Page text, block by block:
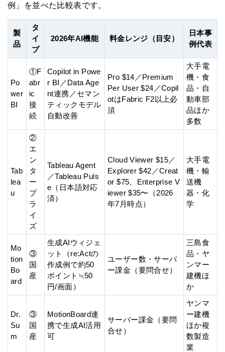
例」を並べた比較表です。
製
品
タ
イ
プ
2026年AI機能 料金レンジ（目安）
日本事
例代表
Po
wer
BI
①F
abr
ic
接
続
Copilot in Powe
r BI／Data Age
nt連携／セマン
ティックモデル
自動改善
Pro $14／Premium
Per User $24／Copil
otはFabric F2以上必
須
大手電
機・食
品・自
動車部
品ほか
多数
Tab
lea
u
②
エ
ン
タ
ー
プ
ラ
イ
ズ
Tableau Agent
／Tableau Puls
e（日本語対応
済）
Cloud Viewer $15／
Explorer $42／Creat
or $75、Enterprise V
iewer $35〜（2026
年7月時点）
大手電
機・輸
送機
器・化
学
Mo
tion
Bo
ard
③
国
産
生成AIウィジェ
ット（re:Actの
作成例で約50
ポイント≒50
円/画面）
ユーザー数・サーバ
ー課金（要問合せ）
三島食
品・ヤ
ンマー
建機ほ
か
Dr.
Su
m
③
国
産
MotionBoard連
携で生成AI活用
可
サーバー課金（要問
合せ）
ヤンマ
ー建機
ほか複
数製造
業